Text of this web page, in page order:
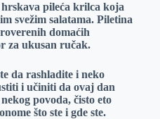
pileća krilca koja
svežim salatama. Piletina
domaćih
za ukusan ručak.
da rashladite i neko
i učiniti da ovaj dan
povoda, čisto eto
što ste i gde ste.